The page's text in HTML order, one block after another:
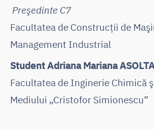
Preşedinte C7
Facultatea de Construcţii de
Management Industrial
Student Adriana Mariana
Facultatea de Inginerie Chimică
Mediului „Cristofor Simionescu”